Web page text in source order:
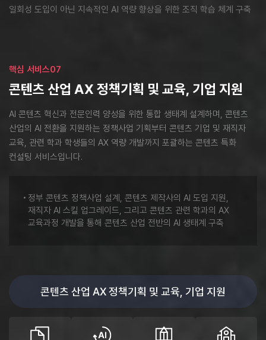
일회성 도입이 아닌 지속적인 AI 역량 향상을 위한 조직 학습 체계 구축
핵심 서비스07
콘텐츠 산업 AX 정책기획 및 교육, 기업 지원
AI 콘텐츠 혁신과 전문인력 양성을 위한 통합 생태계 설계하며, 콘텐츠
산업의 AI 전환을 지원하는 정책사업 기획부터 콘텐츠 기업 및 재직자
교육, 관련 학과 학생들의 AX 역량 개발까지 포괄하는 콘텐츠 특화
컨설팅 서비스입니다.
정부 콘텐츠 정책사업 설계, 콘텐츠 제작사의 AI 도입 지원,
재직자 AI 스킬 업그레이드, 그리고 콘텐츠 관련 학과의 AX
교육과정 개발을 통해 콘텐츠 산업 전반의 AI 생태계 구축
콘텐츠 산업 AX 정책기획 및 교육, 기업 지원